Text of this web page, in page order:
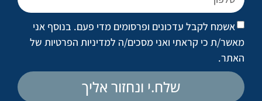
טיפולים פופולריים
הצערת עור הפנים (טיקסל)
מילוי קמטים
הזרקות בוטוקס
עיבוי שפתיים
אשמח לקבל עדכונים ופרסומים מדי פעם. בנוסף אני
מאשר/ת כי קראתי ואני מסכים/ה למדיניות הפרטיות של
האתר.
שלח.י ונחזור אליך